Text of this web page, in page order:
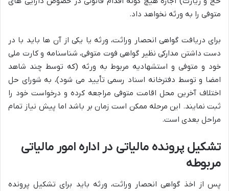
متوفی را به ورثه نخواهد داد.
برای دریافت گواهی انحصار وراثت، ورثه یا یکی از آن ها باید با در
دست داشتن مدارکی نظیر گواهی فوت متوفی، شناسنامه و کارت ملی
خود و متوفی و استشهادیه مربوط به ورثه (که توسط چند شاهد
امضا و توسط دفترخانه اسناد رسمی تأیید می شود)، به شورای حل
اختلاف آخرین محل اقامت متوفی مراجعه کرده و درخواست خود را
ثبت نمایند. این مرحله ممکن است زمان بر باشد اما پیش نیاز تمام
مراحل بعدی است.
تشکیل پرونده مالیاتی در اداره امور مالیاتی
مربوطه
پس از اخذ گواهی انحصار وراثت، ورثه باید برای تشکیل پرونده